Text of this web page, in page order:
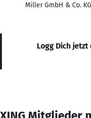
Miller GmbH & Co.
Logg Dich